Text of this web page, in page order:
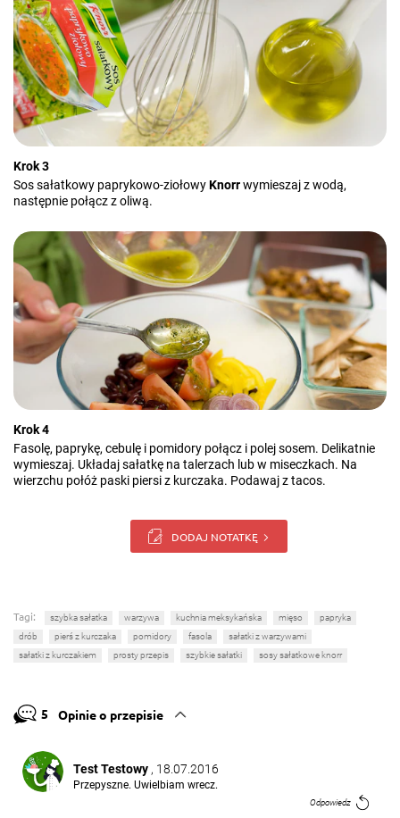
Krok 3
Sos sałatkowy paprykowo-ziołowyKnorrwymieszaj z wodą,
następnie połącz z oliwą.
Krok 4
Fasolę, paprykę, cebulę i pomidory połącz i polej sosem. Delikatnie
wymieszaj. Układaj sałatkę na talerzach lub w miseczkach. Na
wierzchu połóż paski piersi z kurczaka. Podawaj z tacos.
DODAJ NOTATKĘ
Tagi: szybka sałatka warzywa kuchnia meksykańska mięso
papryka
drób
pierś z kurczaka pomidory fasola
sałatki z warzywami
sałatki z kurczakiem
prosty przepis szybkie sałatki sosy sałatkowe knorr
5 Opinie o przepisie
Test Testowy , 18.07.2016
Przepyszne. Uwielbiam wrecz.
Odpowiedz